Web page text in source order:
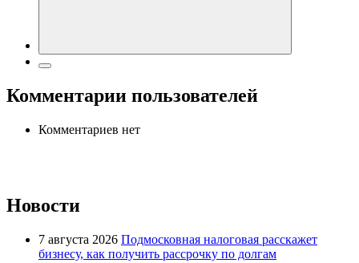
Комментарии пользователей
Комментариев нет
Новости
7 августа 2026 Подмосковная налоговая расскажет
бизнесу, как получить рассрочку по долгам